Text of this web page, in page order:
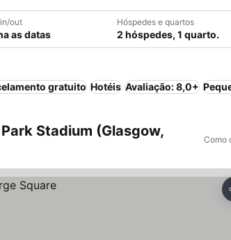
out
as datas
Hóspedes e quartos
2 hóspedes, 1 quarto.
gratuito Hotéis Avaliação: 8,0+
Stadium (Glasgow,
Como